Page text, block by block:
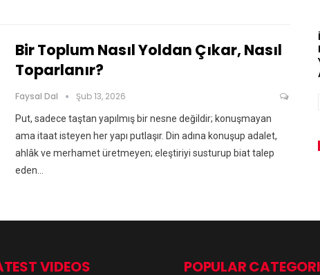
Bir Toplum Nasıl Yoldan Çıkar, Nasıl
Toparlanır?
Faysal Dal Şub 13, 2026
Put, sadece taştan yapılmış bir nesne değildir; konuşmayan
ama itaat isteyen her yapı putlaşır. Din adına konuşup adalet,
ahlâk ve merhamet üretmeyen; eleştiriyi susturup biat talep
eden…
VIDEOS POPULAR